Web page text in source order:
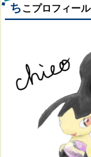
ち こプロフィール